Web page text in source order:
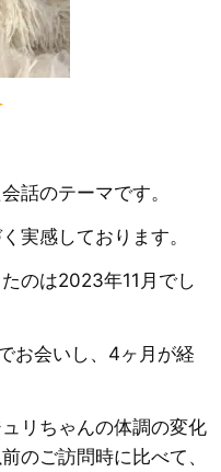
話のテーマです。
実感しております。
のは2023年11月でし
お会いし、4ヶ月が経
リちゃんの体調の変化
のご訪問時に比べて、